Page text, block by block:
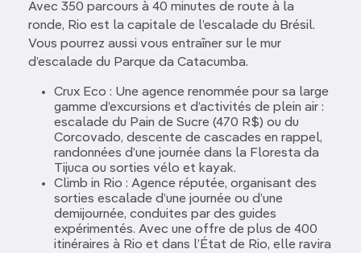
Avec 350 parcours à 40 minutes de route à la
ronde, Rio est la capitale de l’escalade du Brésil.
Vous pourrez aussi vous entraîner sur le mur
d’escalade du Parque da Catacumba.
Crux Eco : Une agence renommée pour sa large
gamme d’excursions et d’activités de plein air :
escalade du Pain de Sucre (470 R$) ou du
Corcovado, descente de cascades en rappel,
randonnées d’une journée dans la Floresta da
Tijuca ou sorties vélo et kayak.
Climb in Rio : Agence réputée, organisant des
sorties escalade d’une journée ou d’une
demijournée, conduites par des guides
expérimentés. Avec une offre de plus de 400
itinéraires à Rio et dans l’État de Rio, elle ravira